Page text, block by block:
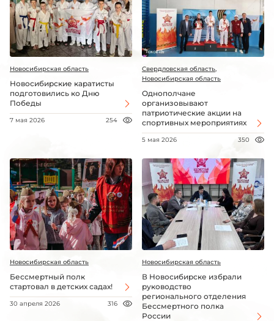
Новосибирская область
Новосибирские каратисты
подготовились ко Дню
Победы
7 мая 2026 254
Свердловская область,
Новосибирская область
Однополчане
организовывают
патриотические акции на
спортивных мероприятиях
5 мая 2026 350
Новосибирская область
Бессмертный полк
стартовал в детских садах!
30 апреля 2026 316
Новосибирская область
В Новосибирске избрали
руководство
регионального отделения
Бессмертного полка
России